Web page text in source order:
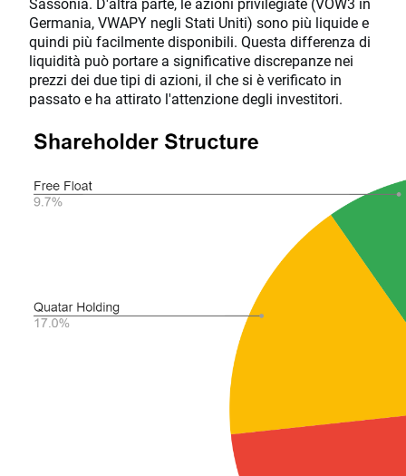
Germania, VWAPY negli Stati Uniti) sono più liquide e
quindi più facilmente disponibili. Questa differenza di
liquidità può portare a significative discrepanze nei
prezzi dei due tipi di azioni, il che si è verificato in
passato e ha attirato l'attenzione degli investitori.